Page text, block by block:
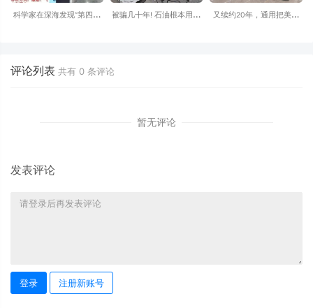
科学家在深海发现“第四种
被骗几十年! 石油根本用不
又续约20年，通用把美国
评论列表 共有 0 条评论
暂无评论
发表评论
登录 注册新账号